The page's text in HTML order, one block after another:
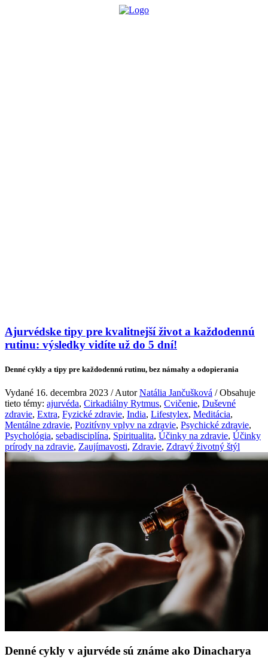
Ajurvédske tipy pre kvalitnejší život a každodennú
rutinu: výsledky vidíte už do 5 dní!
Denné cykly a tipy pre každodennú rutinu, bez námahy a odopierania
Vydané 16. decembra 2023 / AutorNatália Jančušková / Obsahuje
tieto témy: ajurvéda, Cirkadiálny Rytmus, Cvičenie, Duševné
zdravie, Extra, Fyzické zdravie, India, Lifestylex, Meditácia,
Mentálne zdravie, Pozitívny vplyv na zdravie, Psychické zdravie,
Psychológia, sebadisciplína, Spiritualita, Účinky na zdravie, Účinky
prírody na zdravie, Zaujímavosti, Zdravie, Zdravý životný štýl
Denné cykly v ajurvéde sú známe ako Dinacharya